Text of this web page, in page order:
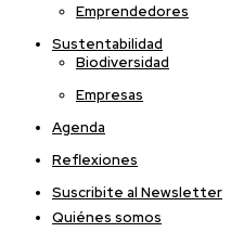
Emprendedores
Sustentabilidad
Biodiversidad
Empresas
Agenda
Reflexiones
Suscribite al Newsletter
Quiénes somos